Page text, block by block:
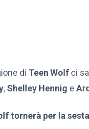
di Teen Wolf ci
, Shelley Hennig e
tornerà per la